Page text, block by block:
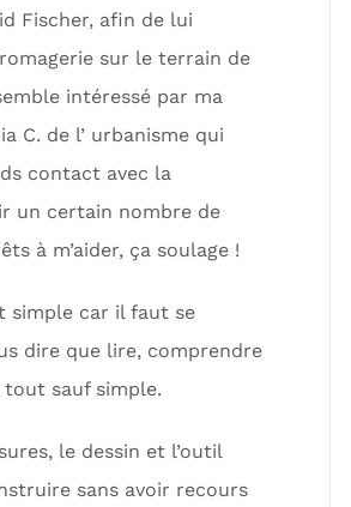
Fischer, afin de lui
sur le terrain de
intéressé par ma
C. de l’ urbanisme qui
contact avec la
un certain nombre de
à m’aider, ça soulage !
simple car il faut se
dire que lire, comprendre
sauf simple.
le dessin et l’outil
sans avoir recours